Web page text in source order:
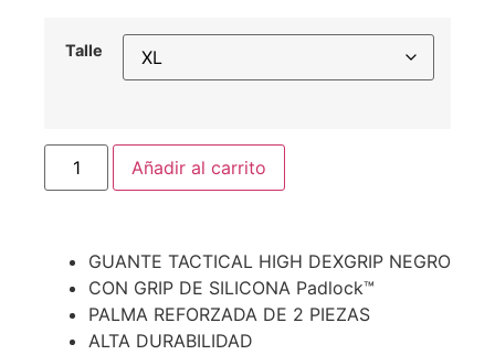
Talle
Añadir al carrito
GUANTE TACTICAL HIGH DEXGRIP NEGRO
CON GRIP DE SILICONA Padlock™
PALMA REFORZADA DE 2 PIEZAS
ALTA DURABILIDAD